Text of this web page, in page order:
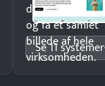
og få ét samlet
billede af hele
virksomheden.
Se 11 systemer